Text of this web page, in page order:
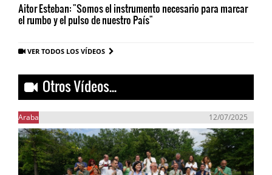
Aitor Esteban: "Somos el instrumento necesario para marcar
el rumbo y el pulso de nuestro País"
VER TODOS LOS VÍDEOS
Otros Vídeos...
Araba 12/07/2025